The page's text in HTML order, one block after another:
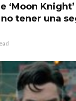
‘Moon
tener una